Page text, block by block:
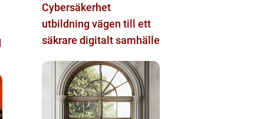
Cybersäkerhet
utbildning vägen till ett
säkrare digitalt samhälle